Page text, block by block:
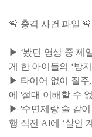
🚨 충격 사건 파일 🚨
▶ ‘봤던 영상 중 제
게 한 아이들의 ‘방
▶ 타이어 없이 질주
에 '절대 이해할 수
▶ '수면제랑 술 같이
행 직전 AI에 ‘살인